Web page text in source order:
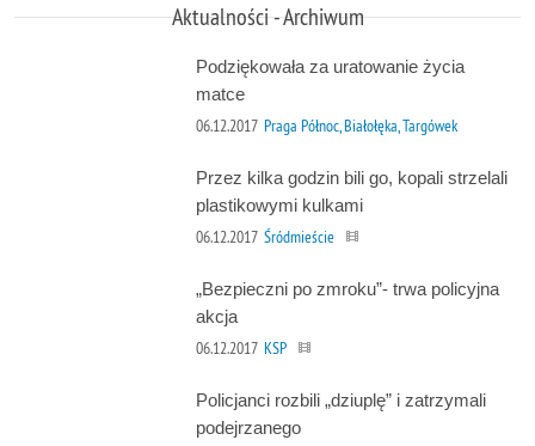
Aktualności - Archiwum
Podziękowała za uratowanie życia
matce
06.12.2017 Praga Północ, Białołęka, Targówek
Przez kilka godzin bili go, kopali strzelali
plastikowymi kulkami
06.12.2017 Śródmieście
„Bezpieczni po zmroku”- trwa policyjna
akcja
06.12.2017 KSP
Policjanci rozbili „dziuplę” i zatrzymali
podejrzanego